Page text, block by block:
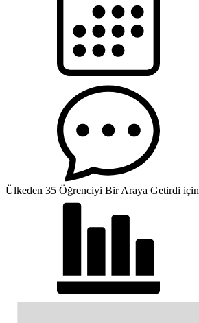
Ülkeden 35 Öğrenciyi Bir Araya Getirdi için